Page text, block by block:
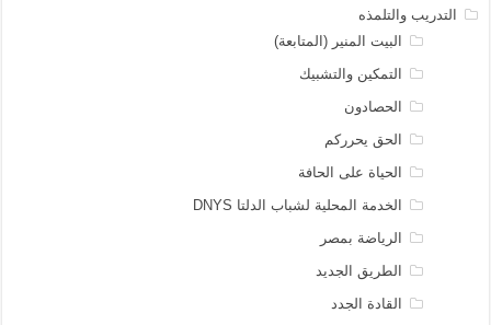
التدريب والتلمذه
البيت المنير (المتابعة)
التمكين والتشبيك
الحصادون
الحق يحرركم
الحياة على الحافة
الخدمة المحلية لشباب الدلتا DNYS
الرياضة بمصر
الطريق الجديد
القادة الجدد